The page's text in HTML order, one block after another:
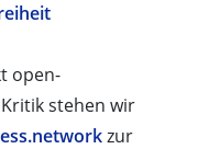
open-
stehen wir
zur